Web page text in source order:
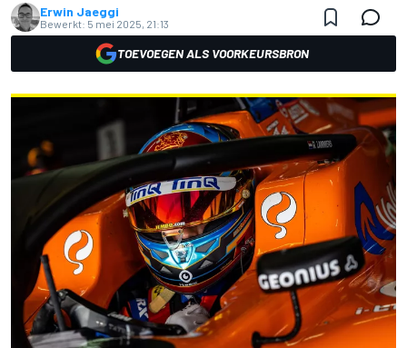
Erwin Jaeggi
Bewerkt: 5 mei 2025, 21:13
TOEVOEGEN ALS VOORKEURSBRON